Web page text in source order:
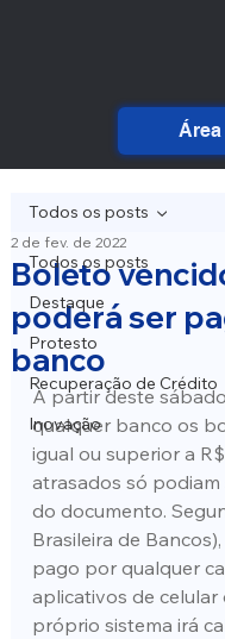
Todos os posts
Destaque
Protesto
Recuperação de Crédito
Inovação
Todos os posts
Boleto
poderá ser
banco
2 de fev. de 2022
A partir deste
qualquer banco os
igual ou superior a
atrasados só
do documento.
Brasileira de
pago por qualquer
aplicativos de celular
próprio sistema irá